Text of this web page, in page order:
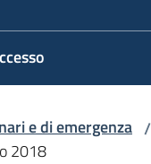
e di emergenza /
2018